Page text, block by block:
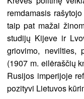
remdamasis
taip pat mažai
studijų Kijeve ir
griovimo, nevilties,
(1907 m. eilėraščių
Rusijos imperijoje
pozityvi Lietuvos